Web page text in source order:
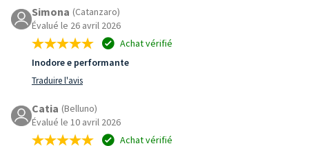
Simona (Catanzaro)
Évalué le 26 avril 2026
Achat vérifié
Inodore e performante
Traduire l'avis
Catia (Belluno)
Évalué le 10 avril 2026
Achat vérifié